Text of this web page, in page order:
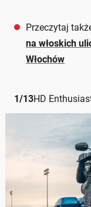
Przeczytaj
na włoskich
Włochów
1/13HD